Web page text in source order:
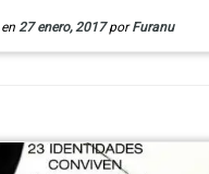
en 27 enero, 2017 porFuranu